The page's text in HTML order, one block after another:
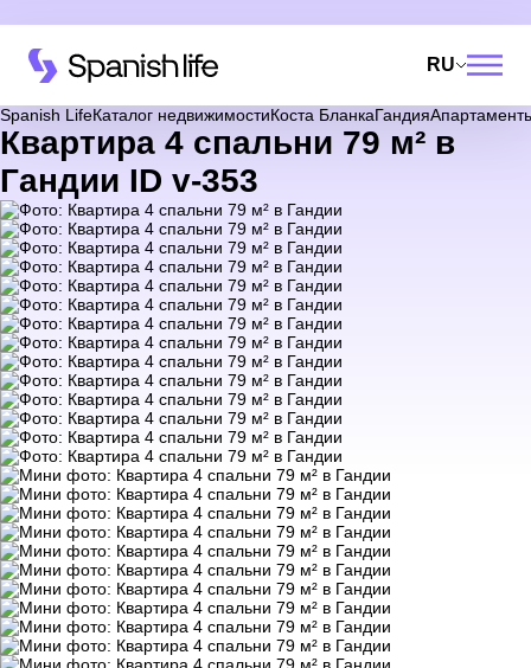
RU
Spanish LifeКаталог недвижимостиКоста БланкаГандия
Квартира 4 спальни 79 м² в
Гандии ID v-353